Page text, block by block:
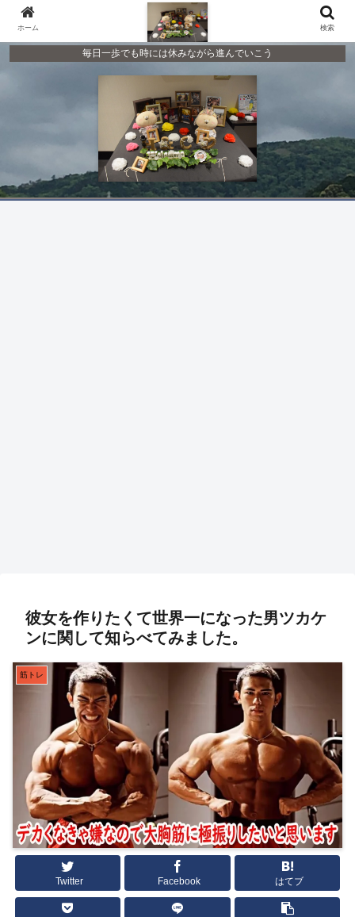
毎日一歩でも時には休みながら進んでいこう
彼女を作りたくて世界一になった男ツカケ
ンに関して知らべてみました。
筋トレ
Twitter Facebook はてブ
ホーム 検索